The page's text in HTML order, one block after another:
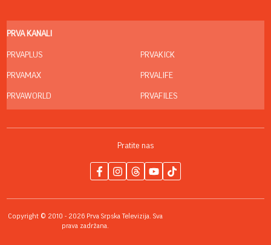
PRVA KANALI
PRVAPLUS
PRVAMAX
PRVAWORLD
PRVAKICK
PRVALIFE
PRVAFILES
Pratite nas
Copyright © 2010 - 2026 Prva Srpska Televizija. Sva
prava zadržana.